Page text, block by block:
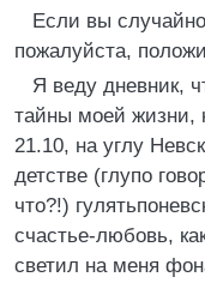
Если вы
пожалуйста,
Я веду дневник,
тайны моей жизни,
21.10, на углу
детстве (глупо
что?!)
счастье-любовь,
светил на меня